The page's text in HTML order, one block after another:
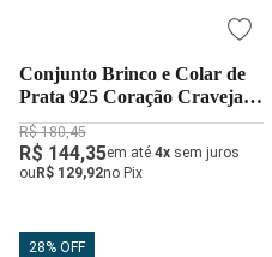
Conjunto Brinco e Colar de
Prata 925 Coração Cravejado
Cereja
R$ 180,45
R$ 144,35em até 4x sem juros
ouR$ 129,92no Pix
28% OFF